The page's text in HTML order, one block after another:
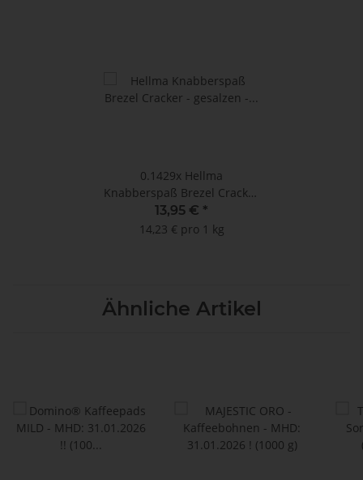
0.1429x Hellma
Knabberspaß Brezel Cracker
- gesalzen - MHD:
22.01.2026 (28 Portionen à
13,95 € *
14,23 € pro 1 kg
Ähnliche Artikel